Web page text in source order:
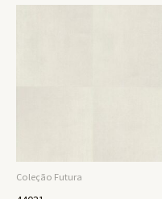
Coleção Futura